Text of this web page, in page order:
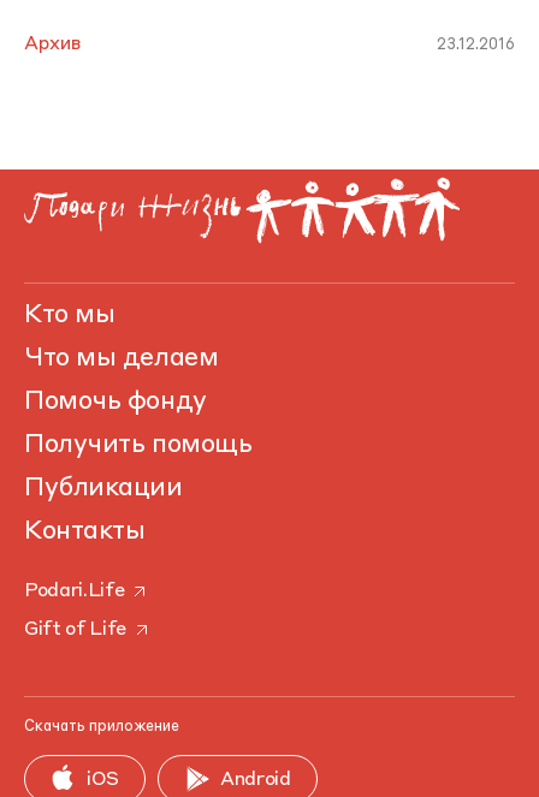
Архив 23.12.2016
Кто мы
Что мы делаем
Помочь фонду
Получить помощь
Публикации
Контакты
Podari.Life
Gift of Life
Скачать приложение
iOS Android